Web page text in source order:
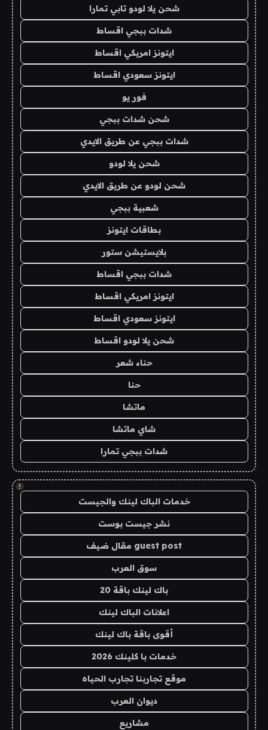
شحن يلا لودو تابي تمارا
شدات ببجي اقساط
ايتونز امريكي اقساط
ايتونز سعودي اقساط
فور يو
شحن شدات ببجي
شدات ببجي عن طريق الايدي
شحن يلا لودو
شحن لودو عن طريق الايدي
شعبية ببجي
بطاقات ايتونز
بلايستيشن ستور
شدات ببجي اقساط
ايتونز امريكي اقساط
ايتونز سعودي اقساط
شحن يلا لودو اقساط
حناء شعر
حنا
ماتشا
شاي ماتشا
شدات ببجي تمارا
!
خدمات الباك لينك والجيست
نشر جيست بوست
guest post مقال ضيف
سوق العرب
باك لينك باقة 20
اعلانات الباك لينك
أقوى باقة باك لينك
خدمات با كلينك 2026
موقع تجاربنا تجارب الحياه
ديوان العرب
مشاريع